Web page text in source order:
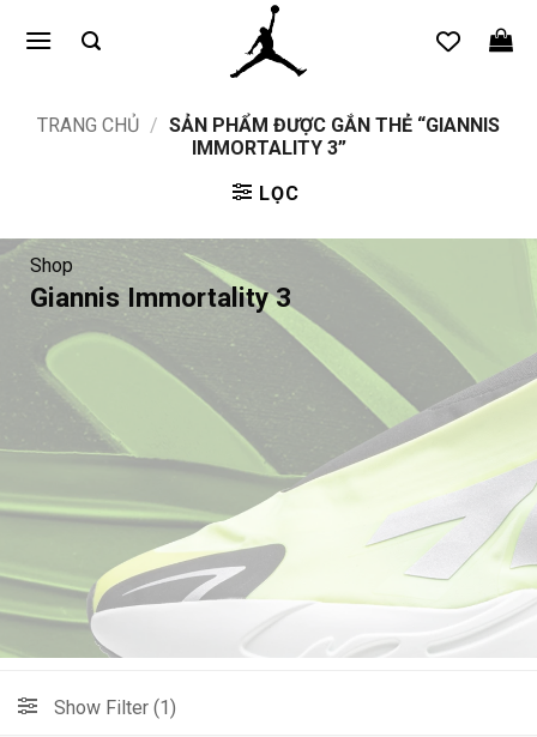
qua
TRANG CHỦ / SẢN PHẨM ĐƯỢC GẮN THẺ “GIANNIS
IMMORTALITY 3”
LỌC
Shop
Giannis Immortality 3
Show Filter (1)